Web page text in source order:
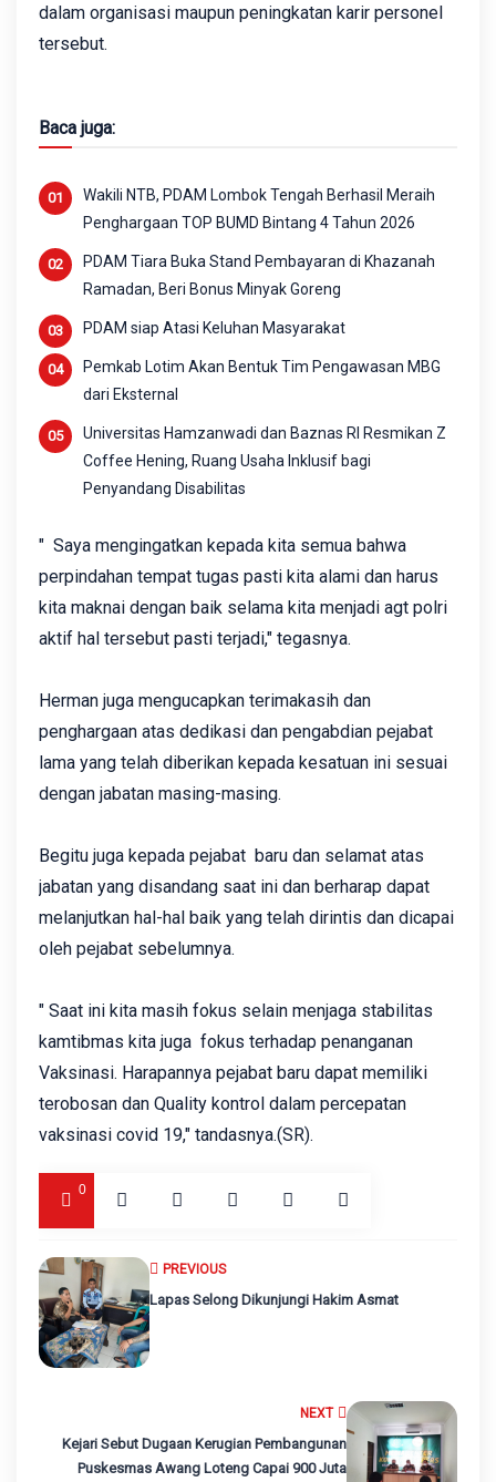
dalam organisasi maupun peningkatan karir personel
tersebut.
Baca juga:
Wakili NTB, PDAM Lombok Tengah Berhasil Meraih
Penghargaan TOP BUMD Bintang 4 Tahun 2026
PDAM Tiara Buka Stand Pembayaran di Khazanah
Ramadan, Beri Bonus Minyak Goreng
PDAM siap Atasi Keluhan Masyarakat
Pemkab Lotim Akan Bentuk Tim Pengawasan MBG
dari Eksternal
Universitas Hamzanwadi dan Baznas RI Resmikan Z
Coffee Hening, Ruang Usaha Inklusif bagi
Penyandang Disabilitas
" Saya mengingatkan kepada kita semua bahwa
perpindahan tempat tugas pasti kita alami dan harus
kita maknai dengan baik selama kita menjadi agt polri
aktif hal tersebut pasti terjadi," tegasnya.
Herman juga ‎mengucapkan terimakasih dan
penghargaan atas dedikasi dan pengabdian pejabat
lama yang telah diberikan kepada kesatuan ini sesuai
dengan jabatan masing-masing.
Begitu juga kepada pejabat baru dan selamat atas
jabatan yang disandang saat ini dan berharap dapat
melanjutkan hal-hal baik yang telah dirintis dan dicapai
oleh pejabat sebelumnya.
" ‎Saat ini kita masih fokus selain menjaga stabilitas
kamtibmas kita juga fokus terhadap penanganan
Vaksinasi. Harapannya pejabat baru dapat memiliki
terobosan dan Quality kontrol dalam percepatan
vaksinasi covid 19," tandasnya.‎(SR).
0
NEXT
Kejari Sebut Dugaan Kerugian Pembangunan
Puskesmas Awang Loteng Capai 900 Juta
PREVIOUS
Lapas Selong Dikunjungi Hakim Asmat